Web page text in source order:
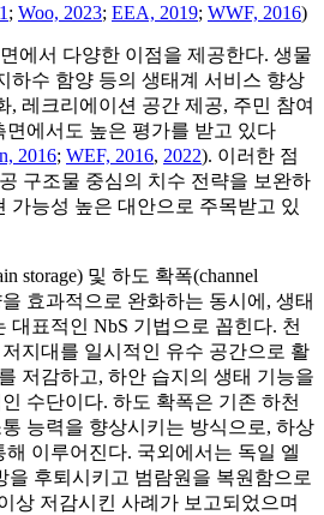
; Woo, 2023; EEA, 2019; WWF, 2016)
에서 다양한 이점을 제공한다. 생물
하수 함양 등의 생태계 서비스 향상
, 레크리에이션 공간 제공, 주민 참여
에서도 높은 평가를 받고 있다
2016; WEF, 2016, 2022). 이러한 점
구조물 중심의 치수 전략을 보완하
가능성 높은 대안으로 주목받고 있
storage) 및 하도 확폭(channel
효과적으로 완화하는 동시에, 생태
대표적인 NbS 기법으로 꼽힌다. 천
지대를 일시적인 유수 공간으로 활
저감하고, 하안 습지의 생태 기능을
수단이다. 하도 확폭은 기존 하천
능력을 향상시키는 방식으로, 하상
이루어진다. 국외에서는 독일 엘
을 후퇴시키고 범람원을 복원함으로
상 저감시킨 사례가 보고되었으며